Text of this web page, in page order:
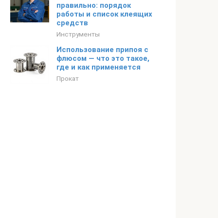
правильно: порядок
работы и список клеящих
средств
Инструменты
Использование припоя с
флюсом — что это такое,
где и как применяется
Прокат